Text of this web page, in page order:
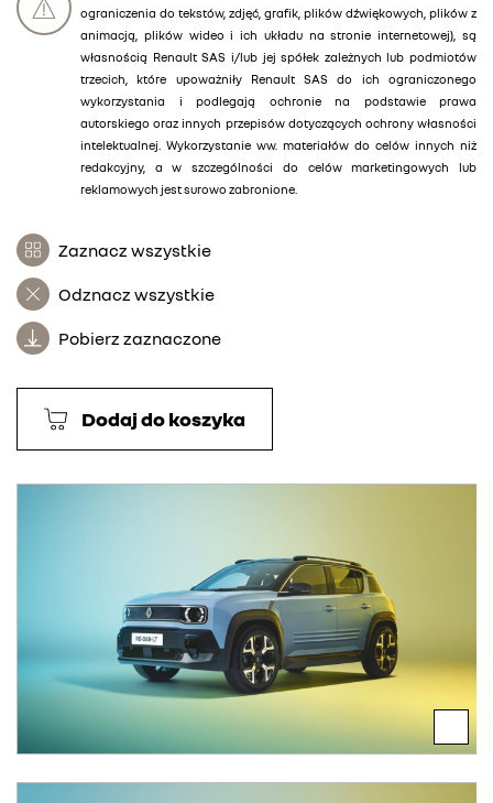
ograniczenia do tekstów, zdjęć, grafik, plików dźwiękowych, plików z
animacją, plików wideo i ich układu na stronie internetowej), są
własnością Renault SAS i/lub jej spółek zależnych lub podmiotów
trzecich, które upoważniły Renault SAS do ich ograniczonego
wykorzystania i podlegają ochronie na podstawie prawa
autorskiego oraz innych przepisów dotyczących ochrony własności
intelektualnej. Wykorzystanie ww. materiałów do celów innych niż
redakcyjny, a w szczególności do celów marketingowych lub
reklamowych jest surowo zabronione.
Zaznacz wszystkie
Odznacz wszystkie
Pobierz zaznaczone
Dodaj do koszyka